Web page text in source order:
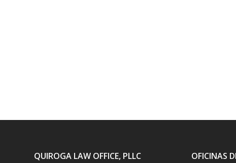
QUIROGA LAW OFFICE, PLLC OFICINAS